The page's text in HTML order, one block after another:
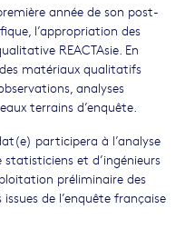
année de son post-
l’appropriation des
REACTAsie. En
matériaux qualitatifs
analyses
terrains d’enquête.
participera à l’analyse
statisticiens et d’ingénieurs
préliminaire des
de l’enquête française